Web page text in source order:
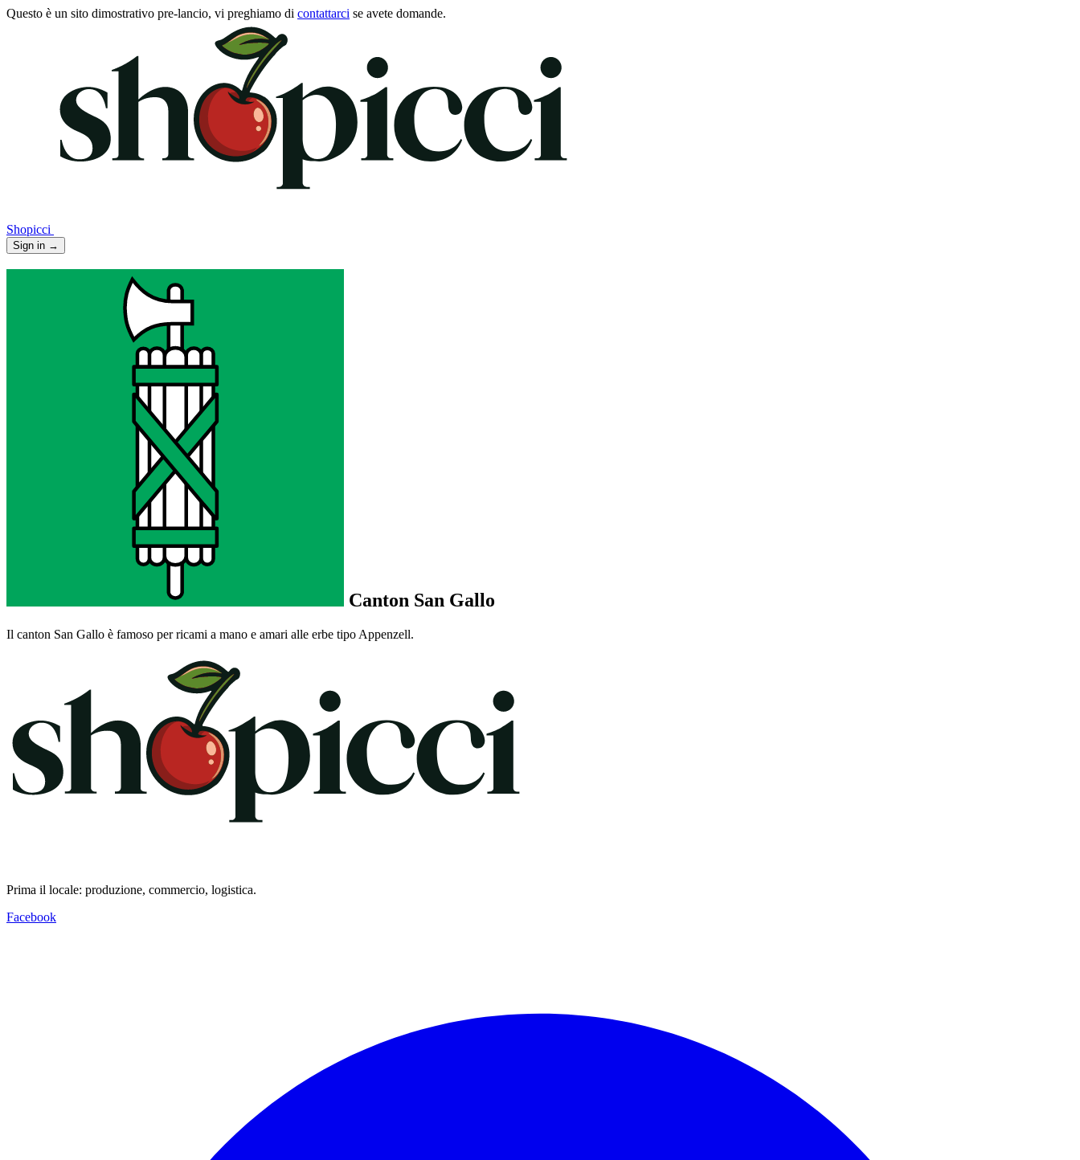
Questo è un sito dimostrativo pre-lancio, vi preghiamo di contattarci se avete domande.
Shopicci
Sign in →
Canton San Gallo
Il canton San Gallo è famoso per ricami a mano e amari alle erbe tipo Appenzell.
Prima il locale: produzione, commercio, logistica.
Facebook